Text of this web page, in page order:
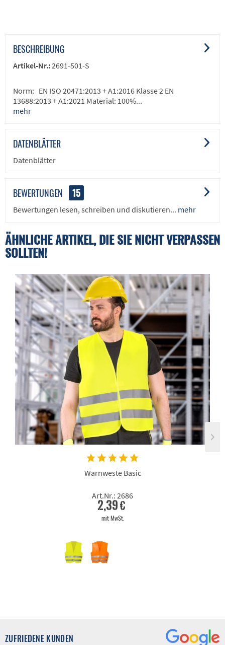
BESCHREIBUNG
Artikel-Nr.:2691-501-S
Norm: EN ISO 20471:2013 + A1:2016 Klasse 2 EN
13688:2013 + A1:2021 Material: 100%...
mehr
DATENBLÄTTER
Datenblätter
BEWERTUNGEN 15
Bewertungen lesen, schreiben und diskutieren... mehr
ÄHNLICHE ARTIKEL, DIE SIE NICHT VERPASSEN
SOLLTEN!
Warnweste Basic
Art.Nr.: 2686
2,39 €
mit MwSt.
ZUFRIEDENE KUNDEN